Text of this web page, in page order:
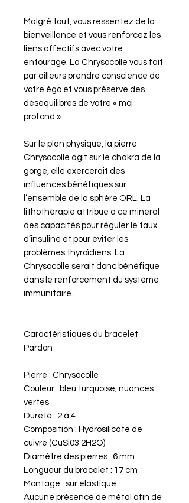
Malgré tout, vous ressentez de la
bienveillance et vous renforcez les
liens affectifs avec votre
entourage. La Chrysocolle vous fait
par ailleurs prendre conscience de
votre égo et vous préserve des
déséquilibres de votre « moi
profond ».
Sur le plan physique, la pierre
Chrysocolle agit sur le chakra de la
gorge, elle exercerait des
influences bénéfiques sur
l’ensemble de la sphère ORL. La
lithothérapie attribue à ce minéral
des capacités pour réguler le taux
d’insuline et pour éviter les
problèmes thyroïdiens. La
Chrysocolle serait donc bénéfique
dans le renforcement du système
immunitaire.
Caractéristiques du bracelet
Pardon
Pierre : Chrysocolle
Couleur : bleu turquoise, nuances
vertes
Dureté : 2 à 4
Composition : Hydrosilicate de
cuivre (CuSi03 2H2O)
Diamètre des pierres : 6 mm
Longueur du bracelet : 17 cm
Montage : sur élastique
Aucune présence de métal afin de